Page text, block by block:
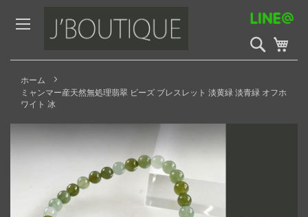
to
Content
検
索
開
ホーム
ミャンマー産天然無処理翡翠 ビーズ ブレスレット 淡黄緑 淡青緑 オフホ
ワイト 冰
Skip